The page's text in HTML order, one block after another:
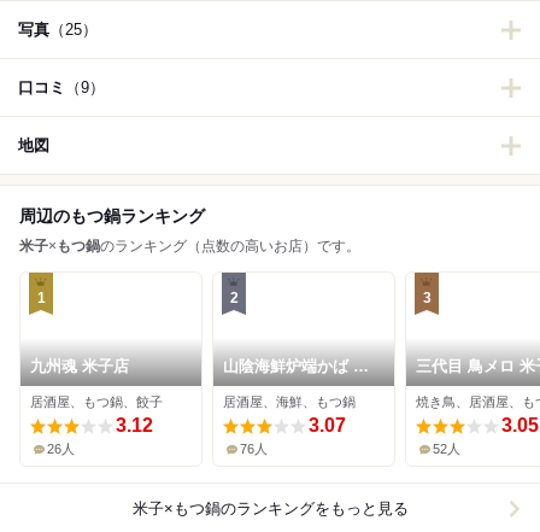
写真 （25）
口コミ （9）
地図
周辺のもつ鍋ランキング
米子× もつ鍋のランキング（点数の高いお店）です。
1
九州魂 米子店
居酒屋、もつ鍋、餃子
3.12
26人
2
山陰海鮮炉端かば 米
子駅前店
居酒屋、海鮮、もつ鍋
3.07
76人
3
三代目 鳥メロ 米
前店
焼き鳥、居酒屋、も
3.05
52人
米子×もつ鍋のランキングをもっと見る